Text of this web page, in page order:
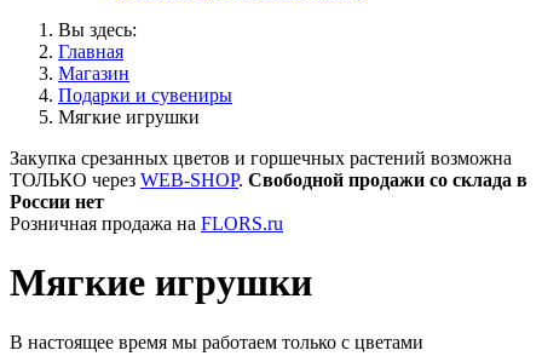
Вы здесь:
Главная
Магазин
Подарки и сувениры
Мягкие игрушки
Закупка срезанных цветов и горшечных растений возможна
ТОЛЬКО через WEB-SHOP. Свободной продажи со склада в
России нет
Розничная продажа на FLORS.ru
Мягкие игрушки
В настоящее время мы работаем только с цветами